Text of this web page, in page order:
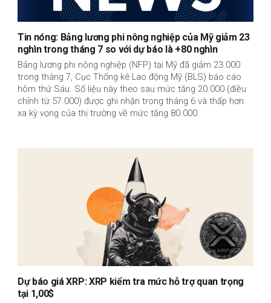
Tin nóng: Bảng lương phi nông nghiệp của Mỹ giảm 23
nghìn trong tháng 7 so với dự báo là +80 nghìn
Bảng lương phi nông nghiệp (NFP) tại Mỹ đã giảm 23.000
trong tháng 7, Cục Thống kê Lao động Mỹ (BLS) báo cáo
hôm thứ Sáu. Số liệu này theo sau mức tăng 20.000 (điều
chỉnh từ 57.000) được ghi nhận trong tháng 6 và thấp hơn
xa kỳ vọng của thị trường về mức tăng 80.000.
Dự báo giá XRP: XRP kiểm tra mức hỗ trợ quan trọng
tại 1,00$